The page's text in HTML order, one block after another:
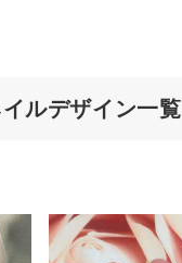
ルデザイン一覧